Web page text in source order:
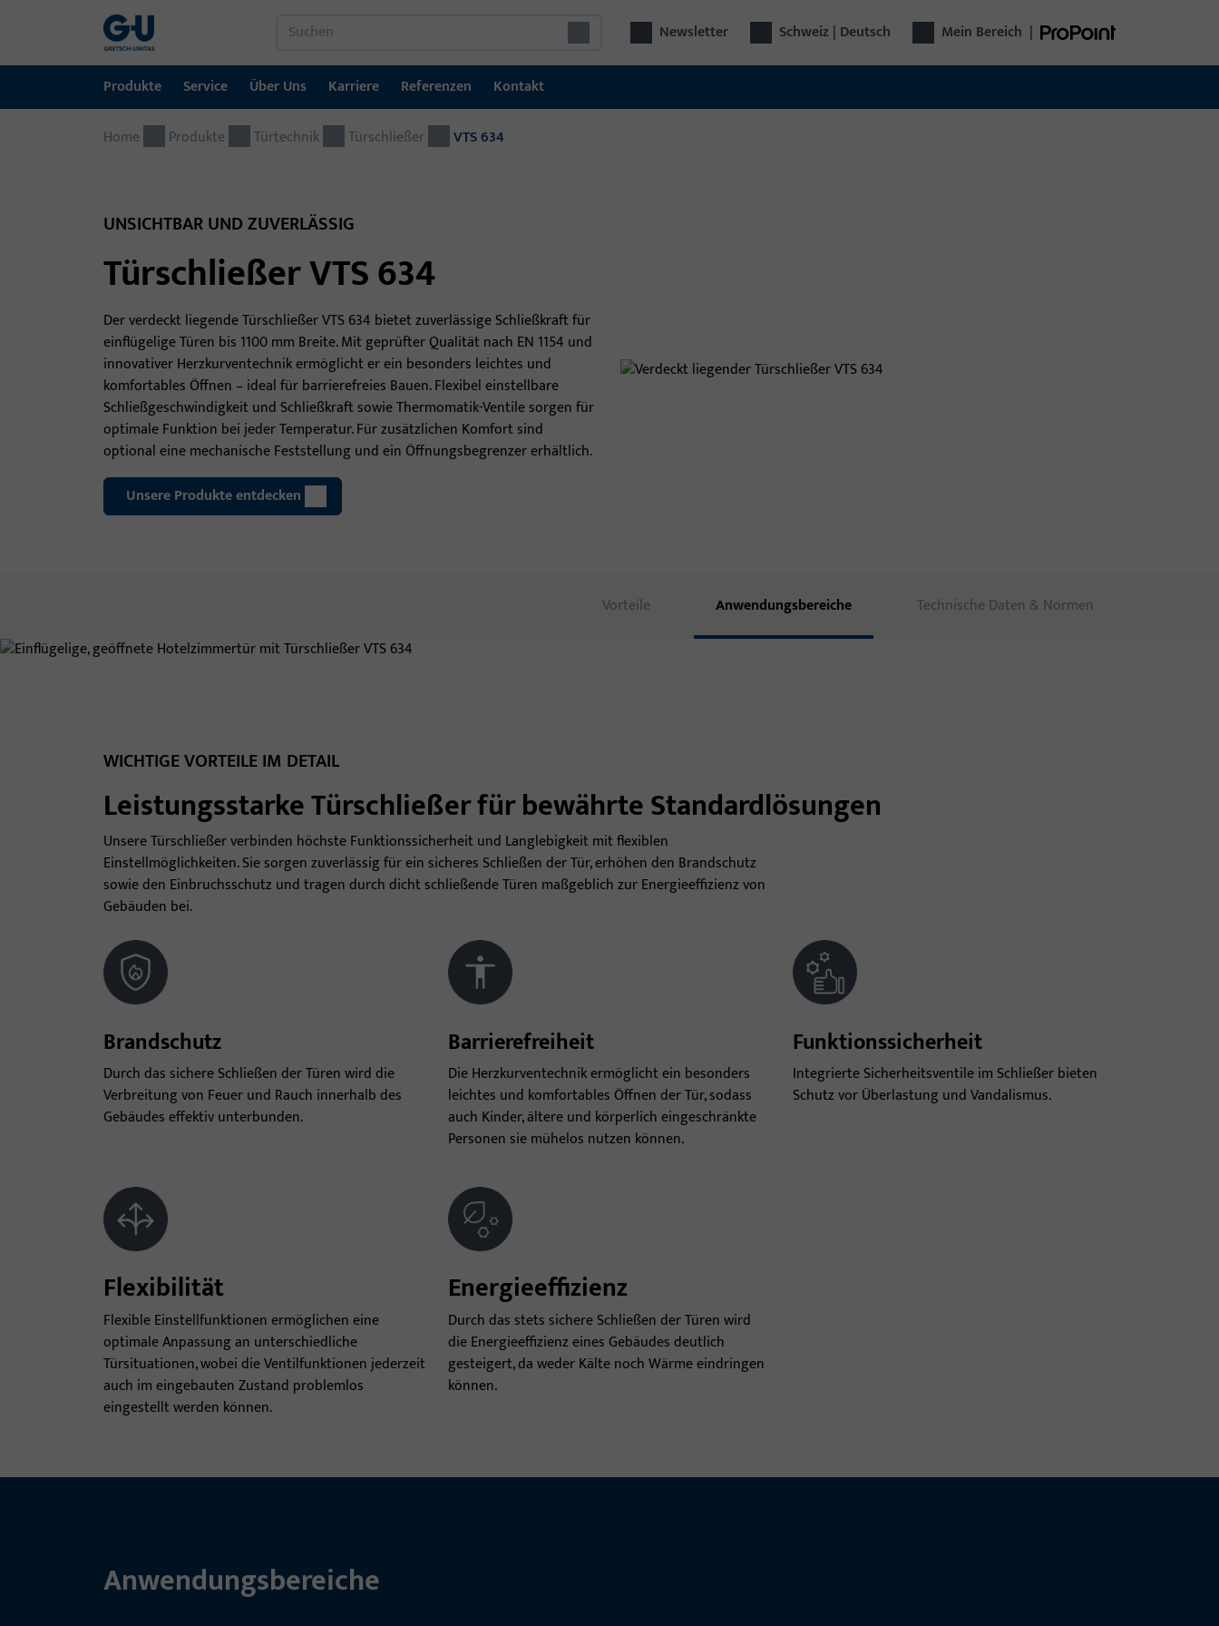
Newsletter Schweiz | Deutsch Mein Bereich |
Produkte
Produkte
Türtechnik
Automatische Eingangsysteme
Montagematerial
Türtechnik
Elektrische Türöffner
Türbeschläge
Türschließer
Türschwellen
Service
Service
Über Uns
Über Uns
Karriere
Karriere
Referenzen
Referenzen
Kontakt
Kontakt
Home Produkte Türtechnik Türschließer VTS 634
UNSICHTBAR UND ZUVERLÄSSIG
Türschließer VTS 634
Der verdeckt liegende Türschließer VTS 634 bietet zuverlässige Schließkraft für
einflügelige Türen bis 1100 mm Breite. Mit geprüfter Qualität nach EN 1154 und
innovativer Herzkurventechnik ermöglicht er ein besonders leichtes und
komfortables Öffnen – ideal für barrierefreies Bauen. Flexibel einstellbare
Schließgeschwindigkeit und Schließkraft sowie Thermomatik-Ventile sorgen für
optimale Funktion bei jeder Temperatur. Für zusätzlichen Komfort sind
optional eine mechanische Feststellung und ein Öffnungsbegrenzer erhältlich.
Unsere Produkte entdecken
Vorteile Anwendungsbereiche Technische Daten & Normen
WICHTIGE VORTEILE IM DETAIL
Leistungsstarke Türschließer für bewährte Standardlösungen
Unsere Türschließer verbinden höchste Funktionssicherheit und Langlebigkeit mit flexiblen
Einstellmöglichkeiten. Sie sorgen zuverlässig für ein sicheres Schließen der Tür, erhöhen den Brandschutz
sowie den Einbruchsschutz und tragen durch dicht schließende Türen maßgeblich zur Energieeffizienz von
Gebäuden bei.
Brandschutz
Durch das sichere Schließen der Türen wird die
Verbreitung von Feuer und Rauch innerhalb des
Gebäudes effektiv unterbunden.
Barrierefreiheit
Die Herzkurventechnik ermöglicht ein besonders
leichtes und komfortables Öffnen der Tür, sodass
auch Kinder, ältere und körperlich eingeschränkte
Personen sie mühelos nutzen können.
Funktionssicherheit
Integrierte Sicherheitsventile im Schließer bieten
Schutz vor Überlastung und Vandalismus.
Flexibilität
Flexible Einstellfunktionen ermöglichen eine
optimale Anpassung an unterschiedliche
Türsituationen, wobei die Ventilfunktionen jederzeit
auch im eingebauten Zustand problemlos
eingestellt werden können.
Energieeffizienz
Durch das stets sichere Schließen der Türen wird
die Energieeffizienz eines Gebäudes deutlich
gesteigert, da weder Kälte noch Wärme eindringen
können.
Anwendungsbereiche